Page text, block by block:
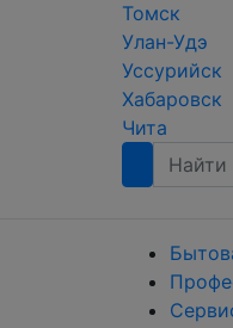
Томск
Улан-Удэ
Уссурийск
Хабаровск
Чита